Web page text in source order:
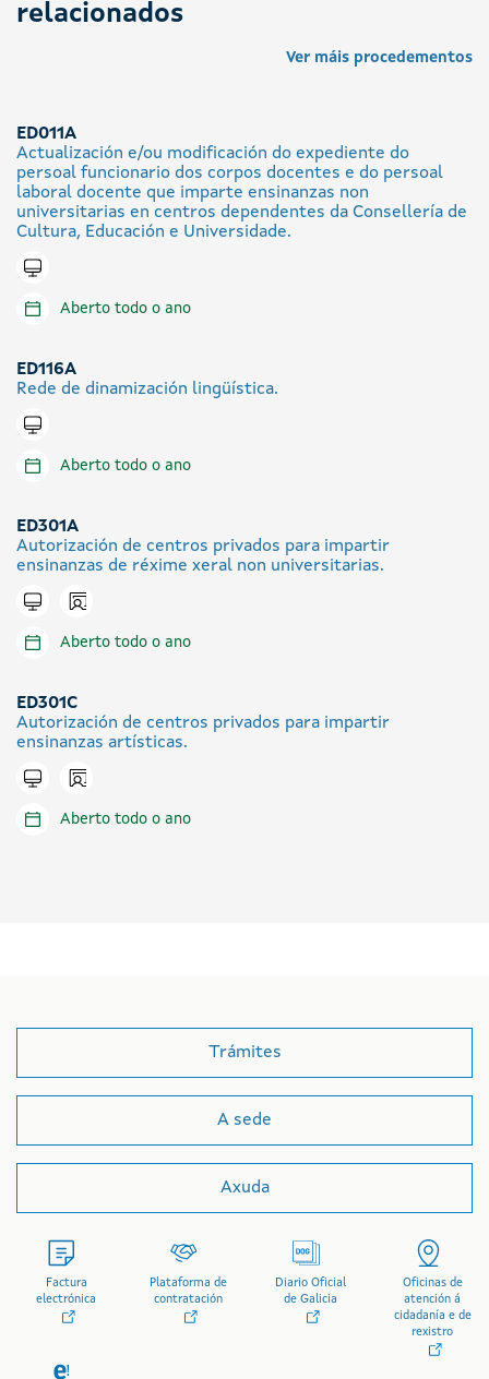
relacionados
Ver máis procedementos
ED011A
Actualización e/ou modificación do expediente do
persoal funcionario dos corpos docentes e do persoal
laboral docente que imparte ensinanzas non
universitarias en centros dependentes da Consellería de
Cultura, Educación e Universidade.
Tramitar en liña
Aberto todo o ano
ED116A
Rede de dinamización lingüística.
Tramitar en liña
Aberto todo o ano
ED301A
Autorización de centros privados para impartir
ensinanzas de réxime xeral non universitarias.
Tramitar en liña
Icono presencial
Aberto todo o ano
ED301C
Autorización de centros privados para impartir
ensinanzas artísticas.
Tramitar en liña
Icono presencial
Aberto todo o ano
Trámites
A sede
Axuda
Factura
electrónica
Plataforma de
contratación
Diario Oficial
de Galicia
Oficinas de
atención á
cidadanía e de
rexistro